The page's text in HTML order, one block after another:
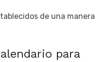
de una manera
para